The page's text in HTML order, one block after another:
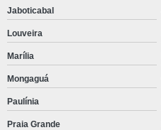
Disa diesel
Distribuidor disa
Ecm caterpillar
Motor c4 4 caterpillar
Motor c6 6 caterpillar
Jaboticabal
Louveira
Marília
Mongaguá
Paulínia
Praia Grande